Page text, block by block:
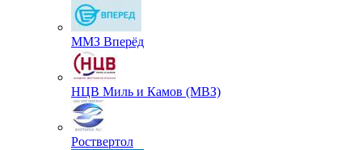
ММЗ Вперёд
НЦВ Миль и Камов (МВЗ)
Роствертол